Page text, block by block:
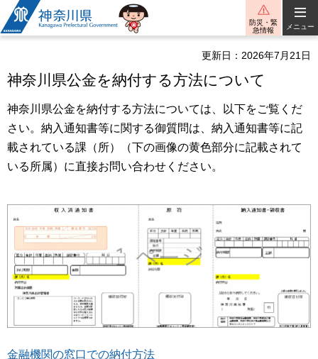
神奈川県
防災・緊
急情報
メニュー
更新日：2026年7月21日
神奈川県公金を納付する方法について
神奈川県公金を納付する方法については、以下をご覧くだ
さい。納入通知書等に関する御質問は、納入通知書等に記
載されている課（所）（下の画像の黄色部分に記載されて
いる所属）に直接お問い合わせください。
金融機関の窓口での納付方法